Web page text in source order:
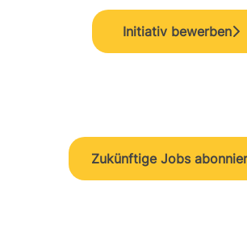
Initiativ bewerben
Zukünftige Jobs